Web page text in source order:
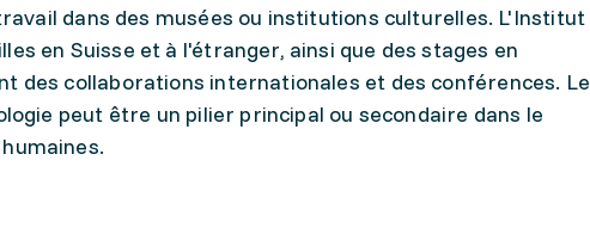
dans des musées ou institutions culturelles. L'Institut
en Suisse et à l'étranger, ainsi que des stages en
des collaborations internationales et des conférences. Le
peut être un pilier principal ou secondaire dans le